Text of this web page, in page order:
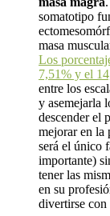
somatotipo
masa
Los
7,51% y el
entre los
y asemejarla
descender el
mejorar en la
será el único
importante)
tener las
en su
divertirse